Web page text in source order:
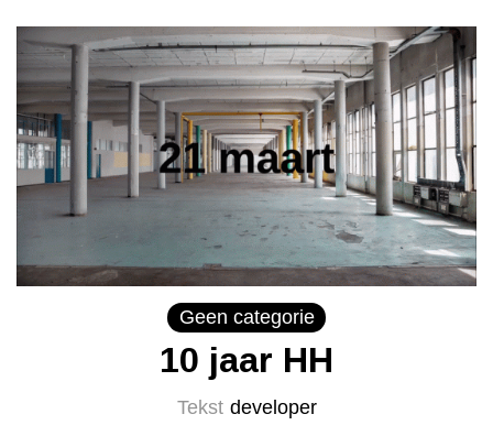
Geen categorie
10 jaar HH
Tekst developer